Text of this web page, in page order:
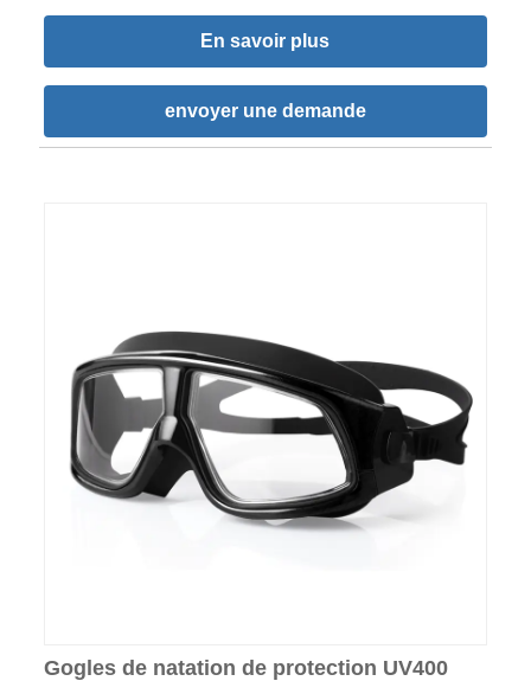
En savoir plus
envoyer une demande
Gogles de natation de protection UV400